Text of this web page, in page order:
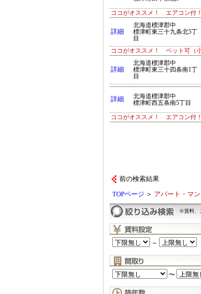
ココがオススメ！ エアコン付
詳細
北海道標津郡中
標津町東三十九条北5丁
目
ココがオススメ！ ペット可（小
詳細
北海道標津郡中
標津町東三十四条南1丁
目
詳細
北海道標津郡中
標津町西五条南5丁目
ココがオススメ！ エアコン付
前の検索結果
TOPページ ＞ アパート・マ
※賃料、
～
〜